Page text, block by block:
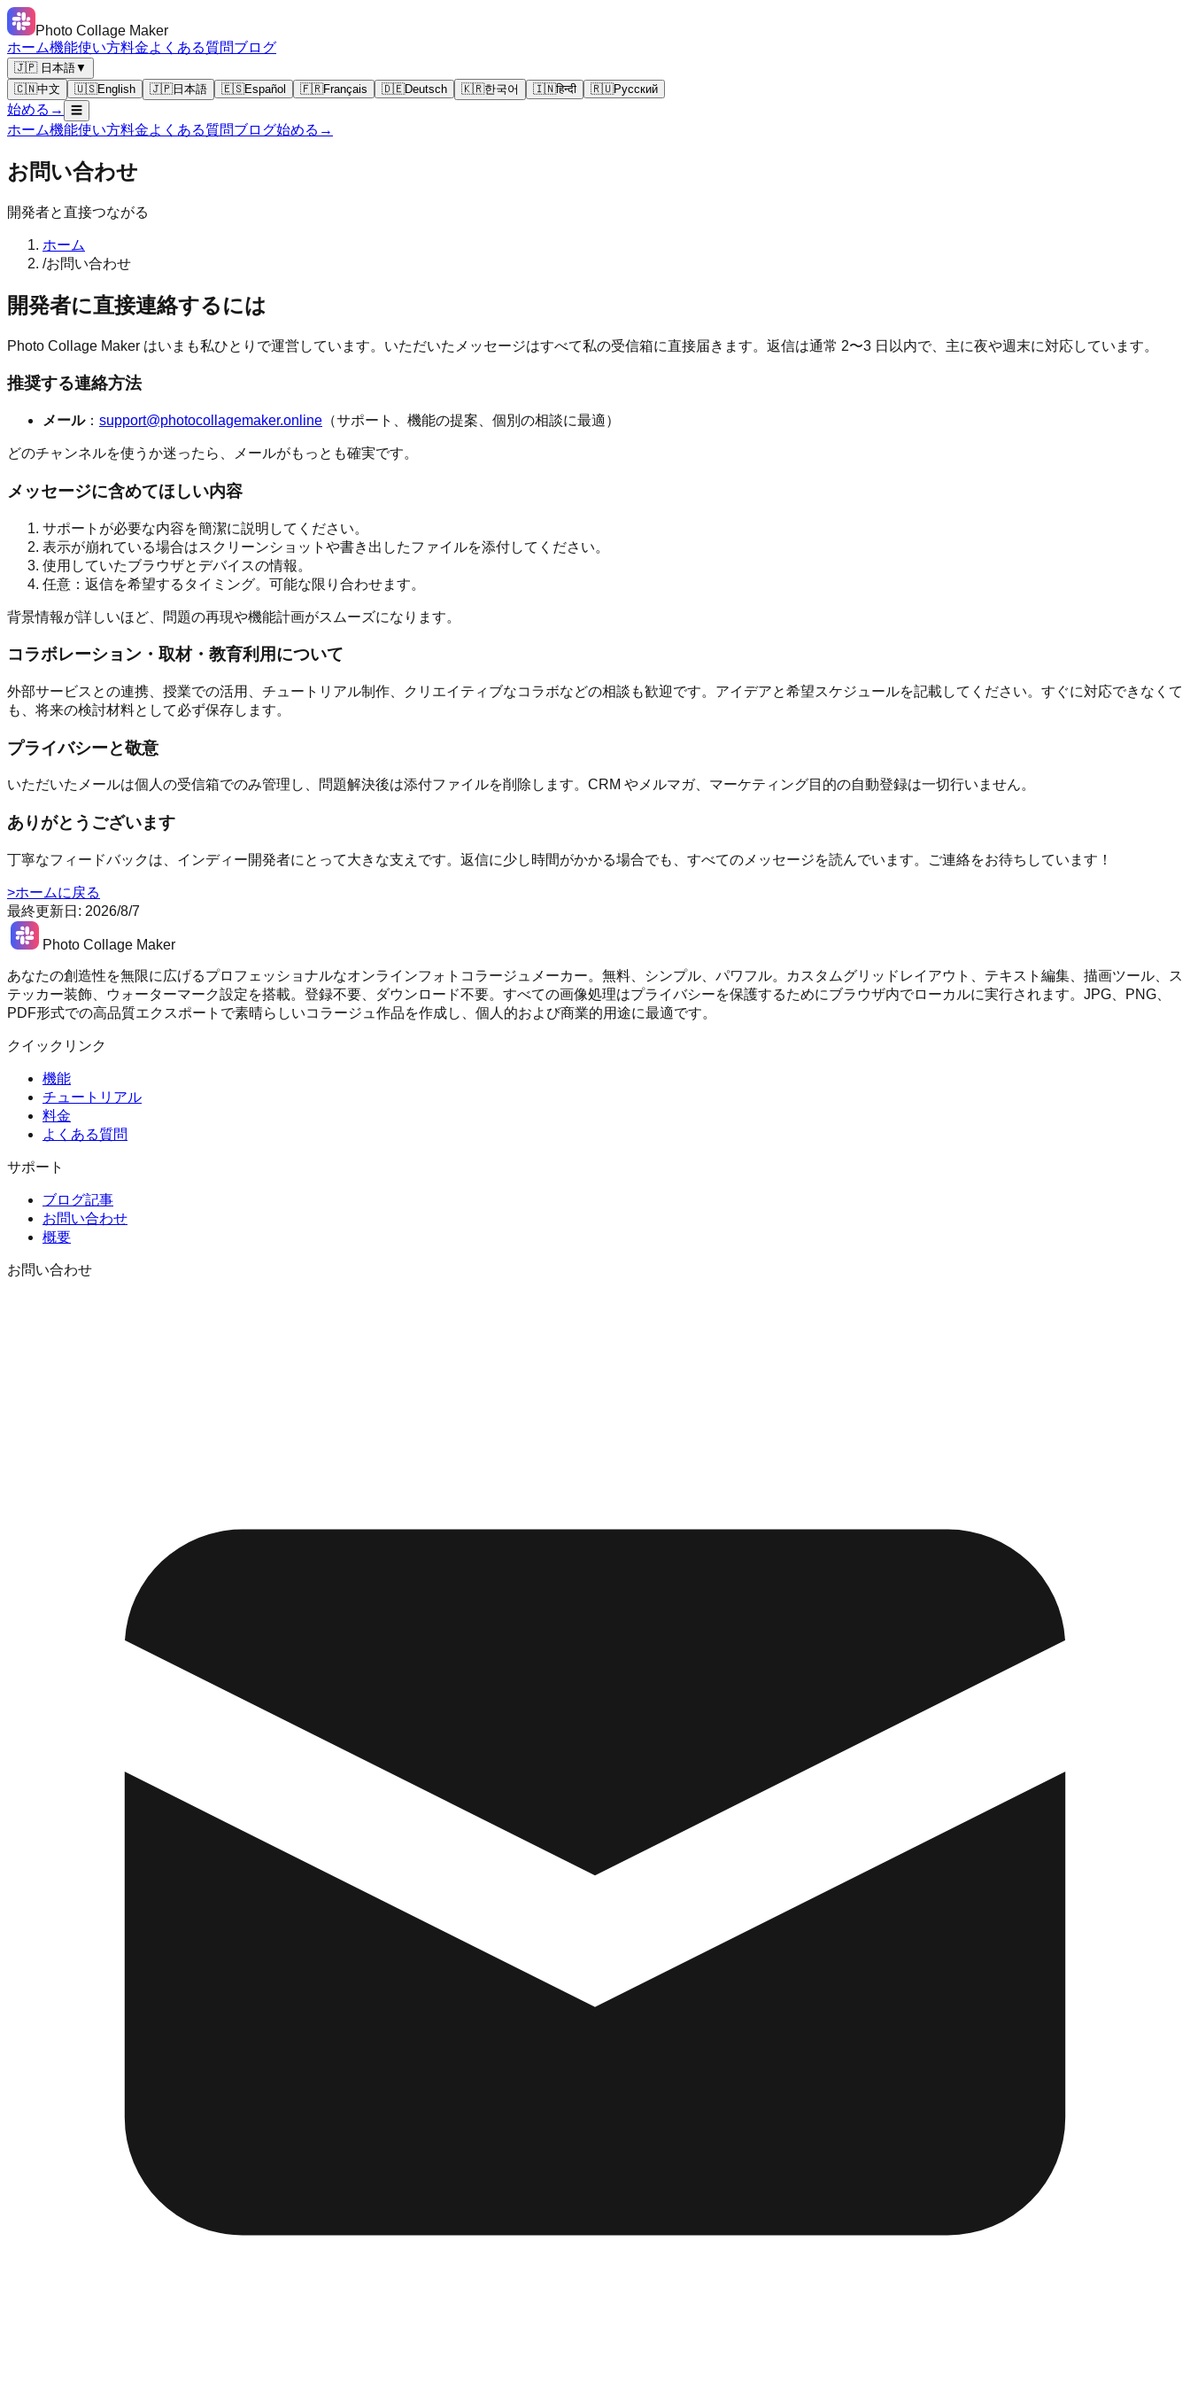
Photo Collage Maker
ホーム機能使い方料金よくある質問ブログ
🇯🇵 日本語▼
🇨🇳中文 🇺🇸English 🇯🇵日本語 🇪🇸Español 🇫🇷Français 🇩🇪Deutsch 🇰🇷한국어 🇮🇳हिन्दी 🇷🇺Русский
始める → ☰
ホーム機能使い方料金よくある質問ブログ始める →
お問い合わせ
開発者と直接つながる
ホーム
/お問い合わせ
開発者に直接連絡するには
Photo Collage Maker はいまも私ひとりで運営しています。いただいたメッセージはすべて私の受信箱に直接届きます。返信は通常 2〜3 日以内で、主に夜や週末に対応しています。
推奨する連絡方法
メール： support@photocollagemaker.online （サポート、機能の提案、個別の相談に最適）
どのチャンネルを使うか迷ったら、メールがもっとも確実です。
メッセージに含めてほしい内容
サポートが必要な内容を簡潔に説明してください。
表示が崩れている場合はスクリーンショットや書き出したファイルを添付してください。
使用していたブラウザとデバイスの情報。
任意：返信を希望するタイミング。可能な限り合わせます。
背景情報が詳しいほど、問題の再現や機能計画がスムーズになります。
コラボレーション・取材・教育利用について
外部サービスとの連携、授業での活用、チュートリアル制作、クリエイティブなコラボなどの相談も歓迎です。アイデアと希望スケジュールを記載してください。すぐに対応できなくて
も、将来の検討材料として必ず保存します。
プライバシーと敬意
いただいたメールは個人の受信箱でのみ管理し、問題解決後は添付ファイルを削除します。CRM やメルマガ、マーケティング目的の自動登録は一切行いません。
ありがとうございます
丁寧なフィードバックは、インディー開発者にとって大きな支えです。返信に少し時間がかかる場合でも、すべてのメッセージを読んでいます。ご連絡をお待ちしています！
>ホームに戻る
最終更新日 : 2026/8/7
Photo Collage Maker
あなたの創造性を無限に広げるプロフェッショナルなオンラインフォトコラージュメーカー。無料、シンプル、パワフル。カスタムグリッドレイアウト、テキスト編集、描画ツール、ス
テッカー装飾、ウォーターマーク設定を搭載。登録不要、ダウンロード不要。すべての画像処理はプライバシーを保護するためにブラウザ内でローカルに実行されます。JPG、PNG、
PDF形式での高品質エクスポートで素晴らしいコラージュ作品を作成し、個人的および商業的用途に最適です。
クイックリンク
機能
チュートリアル
料金
よくある質問
サポート
ブログ記事
お問い合わせ
概要
お問い合わせ